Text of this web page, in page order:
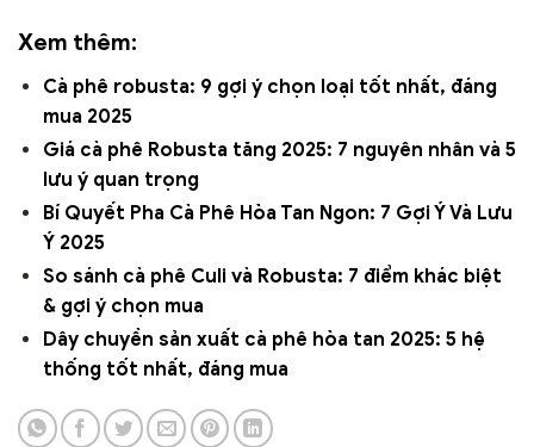
Xem thêm:
Cà phê robusta: 9 gợi ý chọn loại tốt nhất, đáng
mua 2025
Giá cà phê Robusta tăng 2025: 7 nguyên nhân và 5
lưu ý quan trọng
Bí Quyết Pha Cà Phê Hòa Tan Ngon: 7 Gợi Ý Và Lưu
Ý 2025
So sánh cà phê Culi và Robusta: 7 điểm khác biệt
& gợi ý chọn mua
Dây chuyền sản xuất cà phê hòa tan 2025: 5 hệ
thống tốt nhất, đáng mua